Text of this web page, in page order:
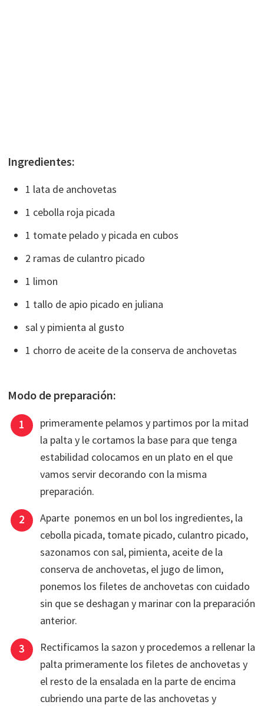
Ingredientes:
1 lata de anchovetas
1 cebolla roja picada
1 tomate pelado y picada en cubos
2 ramas de culantro picado
1 limon
1 tallo de apio picado en juliana
sal y pimienta al gusto
1 chorro de aceite de la conserva de anchovetas
Modo de preparación:
primeramente pelamos y partimos por la mitad
la palta y le cortamos la base para que tenga
estabilidad colocamos en un plato en el que
vamos servir decorando con la misma
preparación.
Aparte ponemos en un bol los ingredientes, la
cebolla picada, tomate picado, culantro picado,
sazonamos con sal, pimienta, aceite de la
conserva de anchovetas, el jugo de limon,
ponemos los filetes de anchovetas con cuidado
sin que se deshagan y marinar con la preparación
anterior.
Rectificamos la sazon y procedemos a rellenar la
palta primeramente los filetes de anchovetas y
el resto de la ensalada en la parte de encima
cubriendo una parte de las anchovetas y